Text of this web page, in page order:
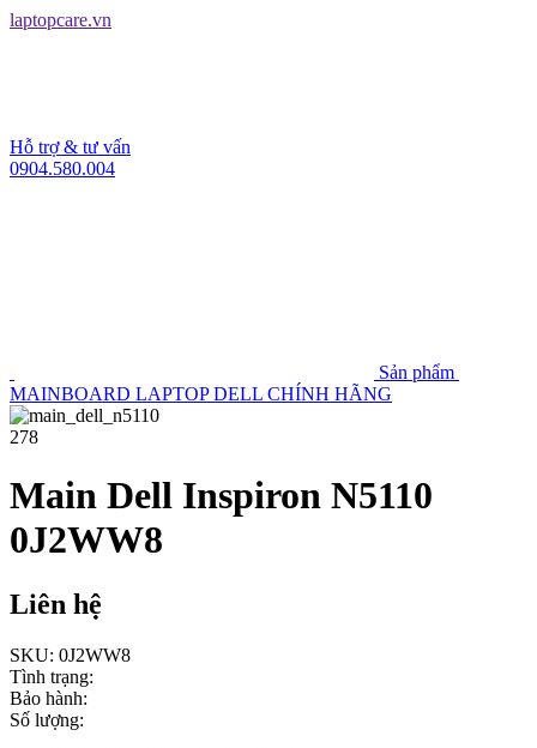
laptopcare.vn
Hỗ trợ & tư vấn
0904.580.004
Sản phẩm
MAINBOARD LAPTOP DELL CHÍNH HÃNG
278
Main Dell Inspiron N5110
0J2WW8
Liên hệ
SKU: 0J2WW8
Tình trạng:
Bảo hành:
Số lượng: